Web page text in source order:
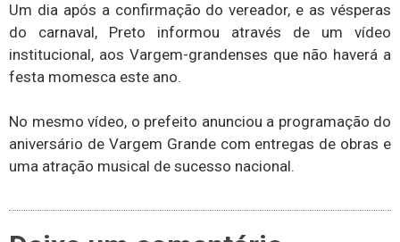
Um dia após a confirmação do vereador, e as vésperas
do carnaval, Preto informou através de um vídeo
institucional, aos Vargem-grandenses que não haverá a
festa momesca este ano.
No mesmo vídeo, o prefeito anunciou a programação do
aniversário de Vargem Grande com entregas de obras e
uma atração musical de sucesso nacional.